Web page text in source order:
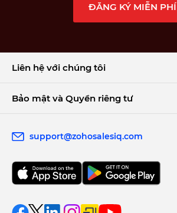
ĐĂNG KÝ MIỄN PHÍ
Liên hệ với chúng tôi
Bảo mật và Quyền riêng tư
support@zohosalesiq.com